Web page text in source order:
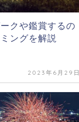
クや鑑賞するの
ングを解説
2023年6月29日